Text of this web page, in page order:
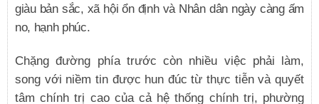
giàu bản sắc, xã hội ổn định và Nhân dân ngày càng ấm
no, hạnh phúc.
Chặng đường phía trước còn nhiều việc phải làm,
song với niềm tin được hun đúc từ thực tiễn và quyết
tâm chính trị cao của cả hệ thống chính trị, phường